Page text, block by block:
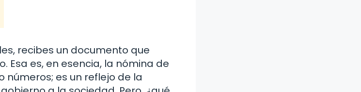
recibes un documento que
Esa es, en esencia, la nómina de
números; es un reflejo de la